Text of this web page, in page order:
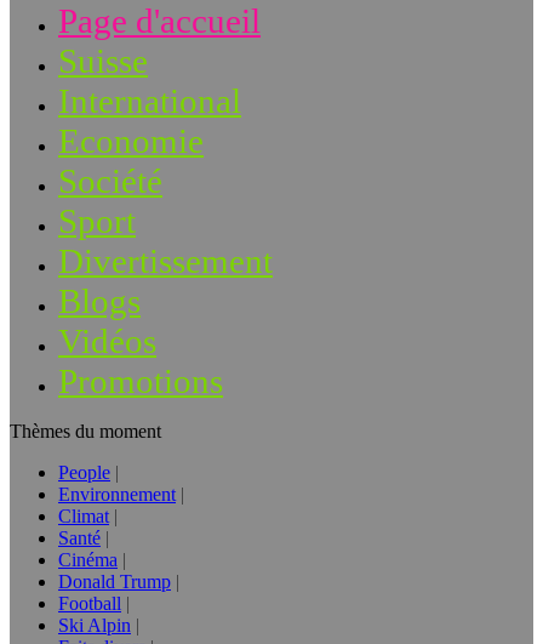
Page d'accueil
Suisse
International
Economie
Société
Sport
Divertissement
Blogs
Vidéos
Promotions
Thèmes du moment
People
Environnement
Climat
Santé
Cinéma
Donald Trump
Football
Ski Alpin